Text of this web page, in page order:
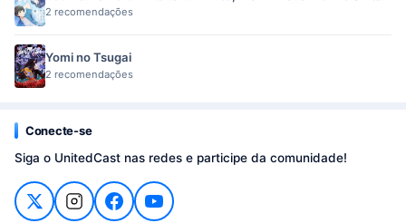
2 recomendações
Yomi no Tsugai
2 recomendações
Conecte-se
Siga o UnitedCast nas redes e participe da comunidade!